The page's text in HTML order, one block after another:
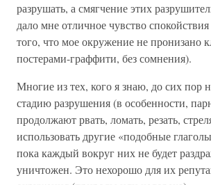
разрушать, а смягчение этих
дало мне отличное чувство
того, что мое окружение не пронизано
постерами-граффити, без сомнения).
Многие из тех, кого я знаю, до сих пор
стадию разрушения (в особенности,
продолжают рвать, ломать, резать,
использовать другие «подобные
пока каждый вокруг них не будет
уничтожен. Это нехорошо для их